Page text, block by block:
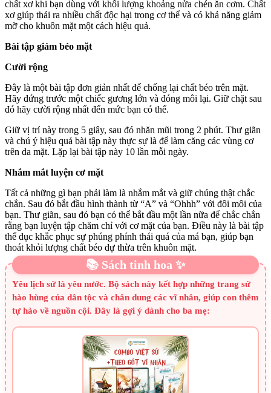
chất xơ khi bạn dùng với khối lượng khoảng nửa chén ăn cơm. Chất
xơ giúp thải ra nhiều chất độc hại trong cơ thể và có khả năng giảm
mỡ cho khuôn mặt một cách hiệu quả.
Bài tập giảm béo mặt
Cười rộng
Đây là một bài tập đơn giản nhất để chống lại chất béo trên mặt.
Hãy đứng trước một chiếc gương lớn và đóng môi lại. Giữ chặt sau
đó hãy cười rộng nhất đến mức bạn có thể.
Giữ vị trí này trong 5 giây, sau đó nhăn mũi trong 2 phút. Thư giãn
và chú ý hiệu quả bài tập này thực sự là để làm căng các vùng cơ
trên da mặt. Lặp lại bài tập này 10 lần mỗi ngày.
Nhắm mắt luyện cơ mặt
Tất cả những gì bạn phải làm là nhắm mắt và giữ chúng thật chắc
chắn. Sau đó bắt đầu hình thành từ “A” và “Ohhh” với đôi môi của
bạn. Thư giãn, sau đó bạn có thể bắt đầu một lần nữa để chắc chắn
rằng bạn luyện tập chăm chỉ với cơ mặt của bạn. Điều này là bài tập
thể dục khắc phục sự phúng phính thái quá của má bạn, giúp bạn
thoát khỏi lượng chất béo dự thừa trên khuôn mặt.
📚 Sách tinh hoa ✨
Yêu lịch sử là yêu nước. Bộ sách này kết hợp những trang sử
hào hùng của dân tộc và chân dung các vĩ nhân, giúp con thêm
tự hào về nguồn cội. Đây là gợi ý dành cho ba mẹ: